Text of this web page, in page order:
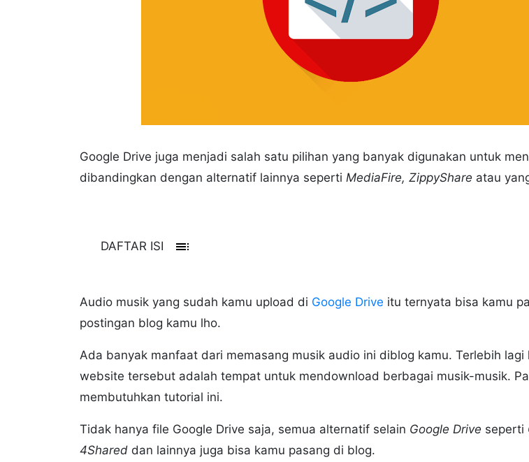
Google Drive juga menjadi salah satu pilihan yang banyak digunakan untuk
dibandingkan dengan alternatif lainnya seperti MediaFire, ZippyShare atau
DAFTAR ISI toc
Audio musik yang sudah kamu upload di Google Drive itu ternyata bisa kamu
postingan blog kamu lho.
Ada banyak manfaat dari memasang musik audio ini diblog kamu. Terlebih lagi
website tersebut adalah tempat untuk mendownload berbagai musik-musik.
membutuhkan tutorial ini.
Tidak hanya file Google Drive saja, semua alternatif selain Google Drive seperti
4Shared dan lainnya juga bisa kamu pasang di blog.